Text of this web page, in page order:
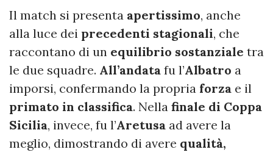
Il match si presenta apertissimo, anche
alla luce dei precedenti stagionali, che
raccontano di un equilibrio sostanziale tra
le due squadre. All’andata fu l’Albatro a
imporsi, confermando la propria forza e il
primato in classifica. Nella finale di Coppa
Sicilia, invece, fu l’Aretusa ad avere la
meglio, dimostrando di avere qualità,